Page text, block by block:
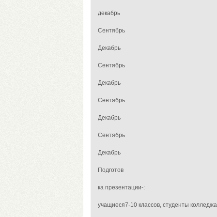
декабрь
Сентябрь
Декабрь
Сентябрь
Декабрь
Сентябрь
Декабрь
Сентябрь
Декабрь
Подготов
ка презентации-:
учащиеся7-10 классов, студенты